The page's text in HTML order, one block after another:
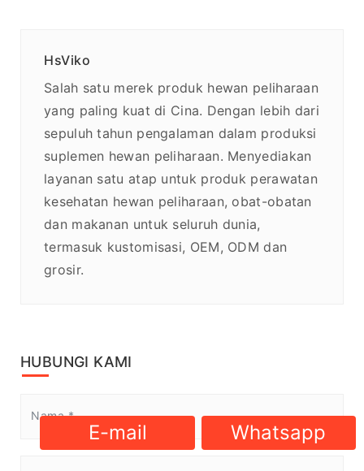
HsViko
Salah satu merek produk hewan peliharaan
yang paling kuat di Cina. Dengan lebih dari
sepuluh tahun pengalaman dalam produksi
suplemen hewan peliharaan. Menyediakan
layanan satu atap untuk produk perawatan
kesehatan hewan peliharaan, obat-obatan
dan makanan untuk seluruh dunia,
termasuk kustomisasi, OEM, ODM dan
grosir.
HUBUNGI KAMI
E-mail Whatsapp